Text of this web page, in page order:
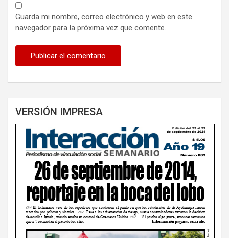
Guarda mi nombre, correo electrónico y web en este
navegador para la próxima vez que comente.
VERSIÓN IMPRESA